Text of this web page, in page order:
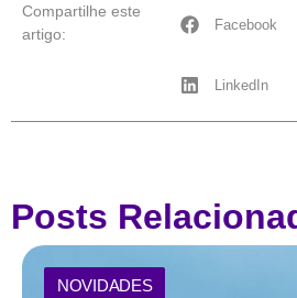
Compartilhe este
artigo:
Facebook
LinkedIn
Posts
NOVIDADES